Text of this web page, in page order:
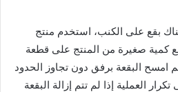
بقع على الكنب، استخدم منتج
كمية صغيرة من المنتج على قطعة
امسح البقعة برفق دون تجاوز الحدود
العملية إذا لم تتم إزالة البقعة